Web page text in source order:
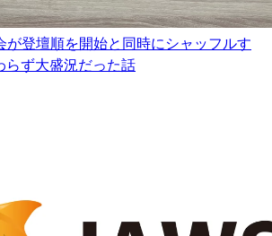
が登壇順を開始と同時にシャッフルす
らず大盛況だった話